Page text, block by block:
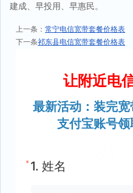
建成、早投用、早惠民。
上一条： 常宁电信宽带套餐价格表
下一条祁东县电信宽带套餐价格表